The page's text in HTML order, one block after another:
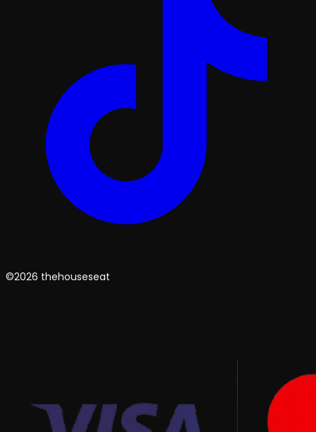
©2026 thehouseseat